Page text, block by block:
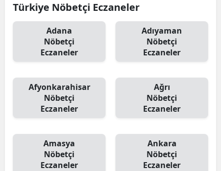
Türkiye Nöbetçi Eczaneler
Adana
Nöbetçi
Eczaneler
Adıyaman
Nöbetçi
Eczaneler
Afyonkarahisar
Nöbetçi
Eczaneler
Ağrı
Nöbetçi
Eczaneler
Amasya
Nöbetçi
Eczaneler
Ankara
Nöbetçi
Eczaneler